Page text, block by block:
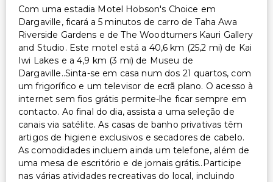
Acessibilidade
Acessibilidade no quarto (em quartos selecionados)
Outros serviços
Cofre na recepção
Equipa multilíngue
Serviço de lavanderia
Check-in expresso
Serviço de lavanderia/lavagem a seco
Com uma estadia Motel Hobson's Choice em
Dargaville, ficará a 5 minutos de carro de Taha Awa
Riverside Gardens e de The Woodturners Kauri Gallery
and Studio. Este motel está a 40,6 km (25,2 mi) de Kai
Iwi Lakes e a 4,9 km (3 mi) de Museu de
Dargaville..Sinta-se em casa num dos 21 quartos, com
um frigorífico e um televisor de ecrã plano. O acesso à
internet sem fios grátis permite-lhe ficar sempre em
contacto. Ao final do dia, assista a uma seleção de
canais via satélite. As casas de banho privativas têm
artigos de higiene exclusivos e secadores de cabelo.
As comodidades incluem ainda um telefone, além de
uma mesa de escritório e de jornais grátis..Participe
nas várias atividades recreativas do local, incluindo